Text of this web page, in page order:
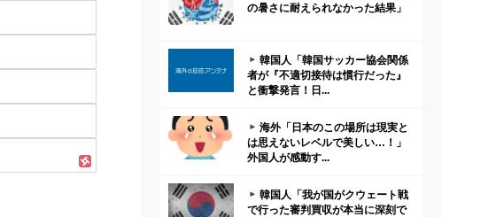
の暑さに耐えられなかった結果」
韓国人「韓国サッカー協会関係
者が『不適切接待は慣行だった』
と衝撃発言！日...
海外「日本のこの場所は現実と
は思えないレベルで美しい…！」
外国人が感動す...
韓国人「我が国がクウェート戦
で行った審判買収が本当に深刻で